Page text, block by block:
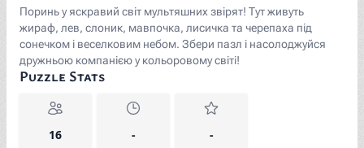
Поринь у яскравий світ мультяшних звірят! Тут живуть
жираф, лев, слоник, мавпочка, лисичка та черепаха під
сонечком і веселковим небом. Збери пазл і насолоджуйся
дружньою компанією у кольоровому світі!
Puzzle Stats
16 - -